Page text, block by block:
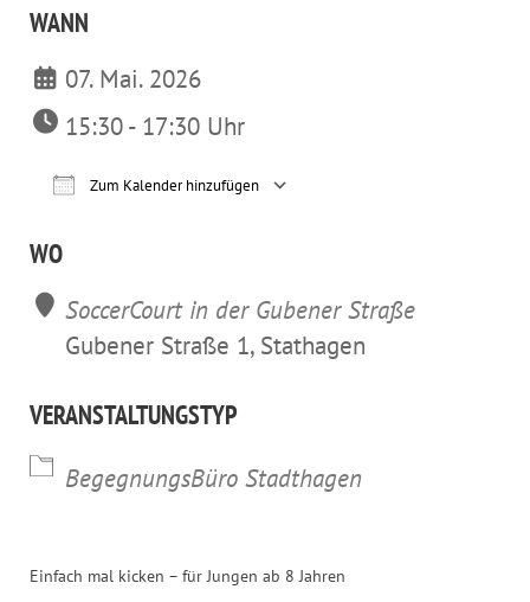
WANN
07. Mai. 2026
15:30 - 17:30 Uhr
Zum Kalender hinzufügen
WO
SoccerCourt in der Gubener Straße
Gubener Straße 1, Stathagen
VERANSTALTUNGSTYP
BegegnungsBüro Stadthagen
Einfach mal kicken – für Jungen ab 8 Jahren